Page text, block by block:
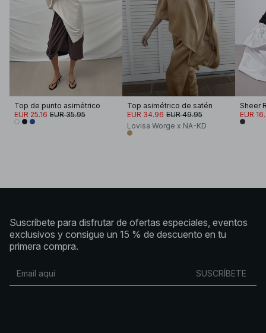
Top de punto asimétrico
EUR 25.16 EUR 35.95
Top asimétrico de satén
EUR 34.96 EUR 49.95
Lovisa Worge x NA-KD
Sheer
EUR
Suscríbete para disfrutar de ofertas especiales, eventos
exclusivos y consigue un 15 % de descuento en tu
primera compra.
SUSCRÍBETE